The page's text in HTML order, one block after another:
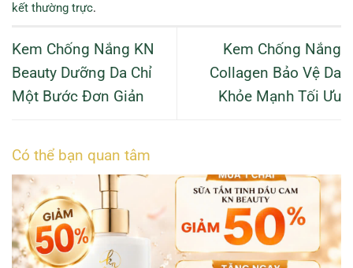
kết thường trực.
Kem Chống Nắng KN
Beauty Dưỡng Da Chỉ
Một Bước Đơn Giản
Kem Chống Nắng
Collagen Bảo Vệ Da
Khỏe Mạnh Tối Ưu
Có thể bạn quan tâm